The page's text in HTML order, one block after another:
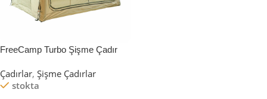
FreeCamp Turbo Şişme Çadır
Çadırlar, Şişme Çadırlar
stokta